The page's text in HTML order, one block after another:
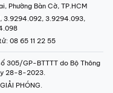
Phường Bàn Cờ, TP.HCM
3.9294.092, 3.9294.093,
: 08 65 11 22 55
305/GP-BTTTT do Bộ Thông
28-8-2023.
PHÓNG.